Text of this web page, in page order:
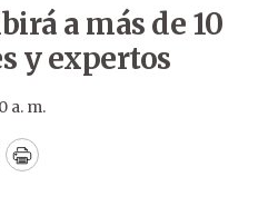
a más de 10
y expertos
a. m.
Print